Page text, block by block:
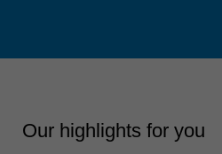
Our highlights for you